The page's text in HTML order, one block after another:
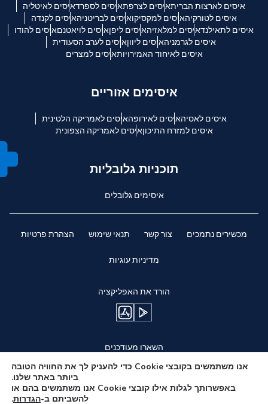
איסים לארצות הבריתאיסים לצרפתאיסים לספרדאיסים לאיטליה
איסים לטורקיהאיסים למקסיקואיסים לבריטניהאיסים לקנדה
איסים לתאילנדאיסים למלאזיהאיסים ליפןאיסים לויאטנםאיסים להודו
איסים לגרמניהאיסים ליווןאיסים לערב הסעודית
איסים לאיחוד האמירויותאיסים למצרים
איסימים אזוריים
איסים לאסיהאיסים לאירופהאיסים לאמריקה הלטינית
איסים למזרח התיכוןאיסים לאמריקה הצפונית
תוכניות גלובליות
איסימים גלובלים
מכשירים נתמכים צור קשר תנאי שימוש הצהרת פרטיות
מדיניות עוגיות
הורד את האפליקציה
השארו מעודכנים
אנו משתמשים בקובצי Cookie כדי להעניק לך את החוויה הטובה
ביותר באתר שלנו.
באפשרותך לגלות אילו קובצי Cookie אנו משתמשים בהם או
להשביתם ב-הגדרות.